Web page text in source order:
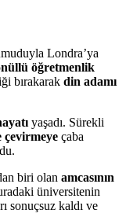
Londra’ya
öğretmenlik
bırakarak din adamı
yaşadı. Sürekli
çevirmeye çaba
biri olan amcasının
üniversitenin
sonuçsuz kaldı ve